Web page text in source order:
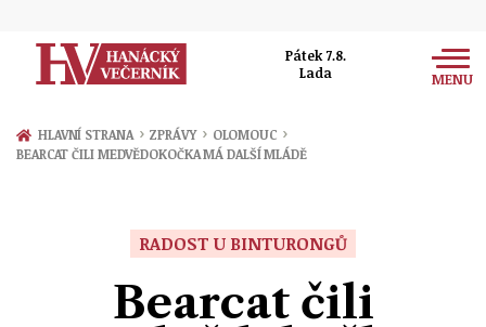
Pátek 7.8.
Lada
MENU
Zprávy
Ekonomika
HLAVNÍ STRANA › ZPRÁVY › OLOMOUC ›
BEARCAT ČILI MEDVĚDOKOČKA MÁ DALŠÍ MLÁDĚ
RADOST U BINTURONGŮ
Bearcat čili